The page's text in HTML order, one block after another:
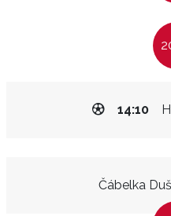
14:10
Čábelka